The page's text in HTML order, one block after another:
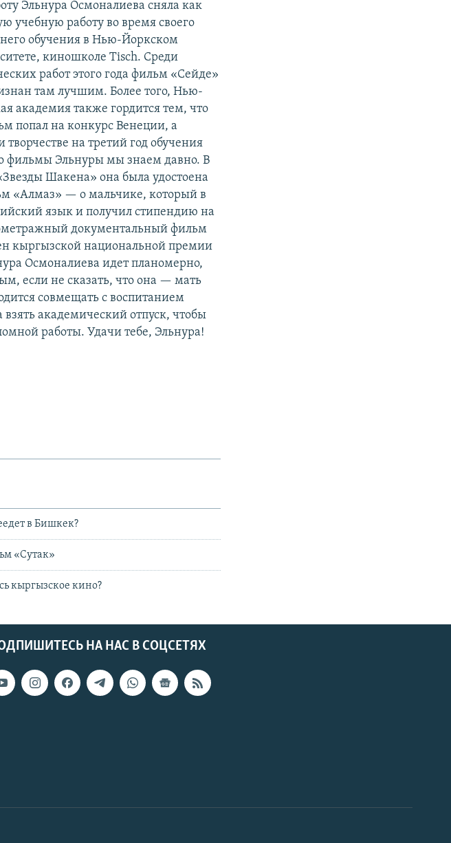
Эльнура Осмоналиева сняла как
учебную работу во время своего
обучения в Нью-Йоркском
киношколе Tisch. Среди
работ этого года фильм «Сейде»
там лучшим. Более того, Нью-
академия также гордится тем, что
попал на конкурс Венеции, а
на третий год обучения
фильмы Эльнуры мы знаем давно. В
Шакена» она была удостоена
«Алмаз» — о мальчике, который в
язык и получил стипендию на
документальный фильм
кыргызской национальной премии
Осмоналиева идет планомерно,
если не сказать, что она — мать
совмещать с воспитанием
академический отпуск, чтобы
работы. Удачи тебе, Эльнура!
в Бишкек?
«Сутак»
кыргызское кино?
НА НАС В СОЦСЕТЯХ